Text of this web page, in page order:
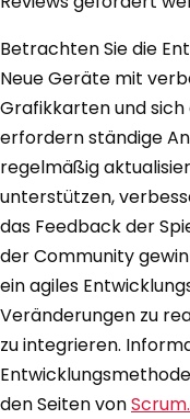
Betrachten Sie die
Neue Geräte mit
Grafikkarten und
erfordern ständige
regelmäßig
unterstützen,
das Feedback der
der Community
ein agiles
Veränderungen zu
zu integrieren.
den Seiten von